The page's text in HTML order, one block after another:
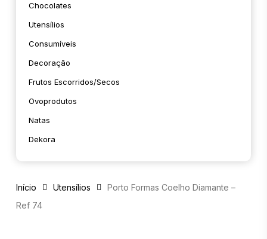
Chocolates
Utensílios
Consumíveis
Decoração
Frutos Escorridos/secos
Ovoprodutos
Natas
Dekora
Início Utensílios
Porto Formas Coelho Diamante –
Ref 74